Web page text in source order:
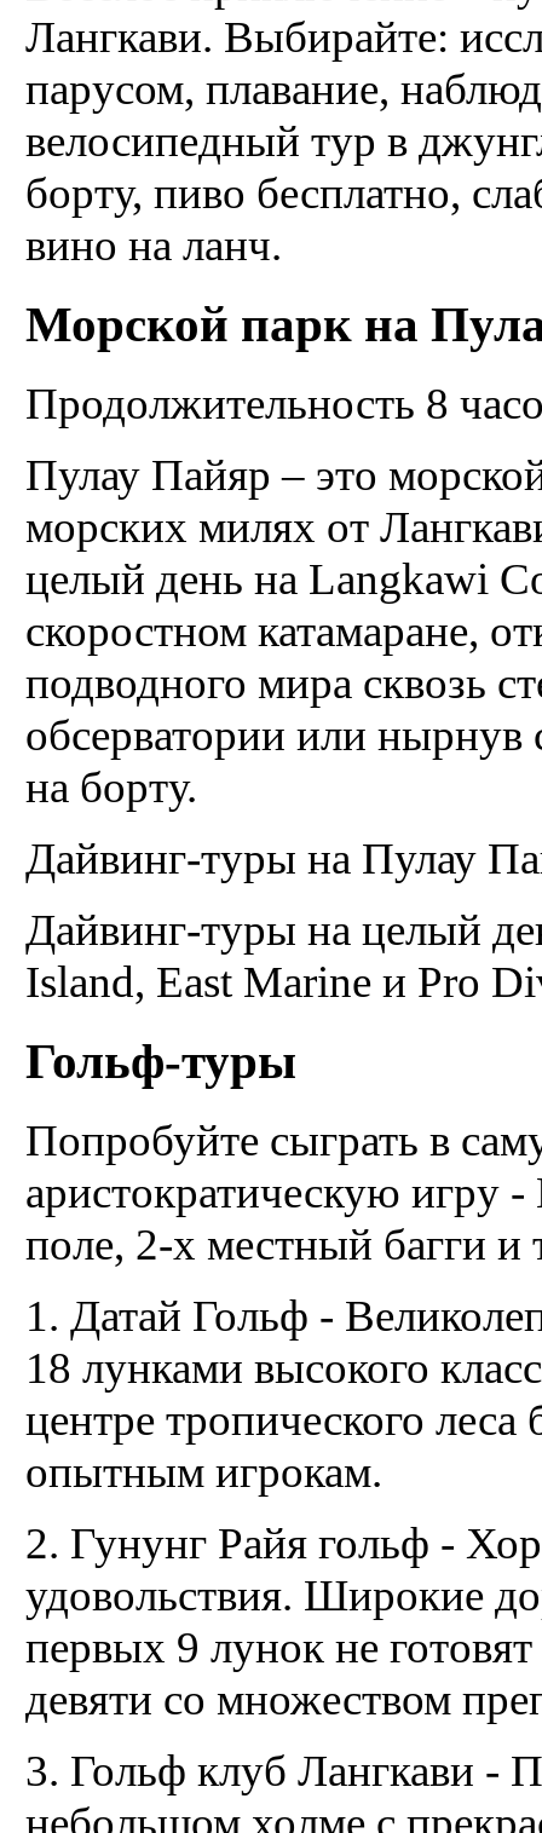
Лангкави. Выбирайте:
парусом, плавание,
велосипедный тур в
борту, пиво бесплатно,
вино на ланч.
Морской парк на
Продолжительность 8
Пулау Пайяр – это
морских милях от
целый день на Langkawi
скоростном катамаране,
подводного мира сквозь
обсерватории или
на борту.
Дайвинг-туры на Пулау
Дайвинг-туры на целый
Island, East Marine и Pro
Гольф-туры
Попробуйте сыграть в
аристократическую игру
поле, 2-х местный багги и
1. Датай Гольф -
18 лунками высокого
центре тропического
опытным игрокам.
2. Гунунг Райя гольф -
удовольствия. Широкие
первых 9 лунок не
девяти со множеством
3. Гольф клуб Лангкави -
небольшом холме с